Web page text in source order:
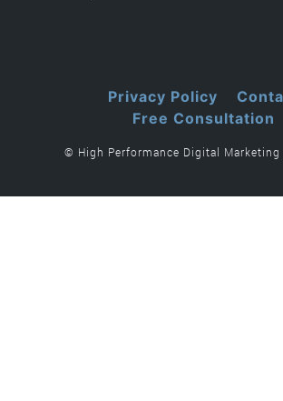
Privacy Policy
Free Consultation
© High Performance Digital Marketing